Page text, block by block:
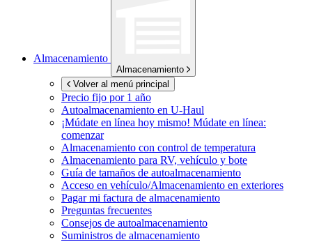
Almacenamiento
Almacenamiento
Volver al menú principal
Precio fijo por 1 año
Autoalmacenamiento en U-Haul
¡Múdate en línea hoy mismo! Múdate en línea:
comenzar
Almacenamiento con control de temperatura
Almacenamiento para RV, vehículo y bote
Guía de tamaños de autoalmacenamiento
Acceso en vehículo/Almacenamiento en exteriores
Pagar mi factura de almacenamiento
Preguntas frecuentes
Consejos de autoalmacenamiento
Suministros de almacenamiento